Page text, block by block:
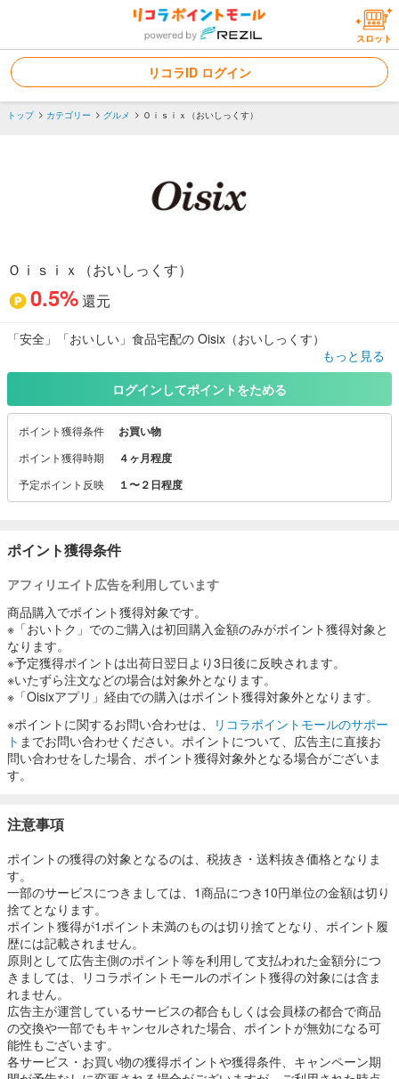
スロット
リコラID ログイン
トップ カテゴリー グルメ Ｏｉｓｉｘ（おいしっくす）
Ｏｉｓｉｘ（おいしっくす）
0.5%還元
「安全」「おいしい」食品宅配の Oisix（おいしっくす）
「Ｏｉｓｉｘたべもの安心宣言 」の安全基準をクリアした、安全・
おいしさにこだわる 生産者さんの商品だけをお届けします。
入会金・年会費は無料、土日の夜９時までお好きな時間を指 定でき
るなど、Ｏｉｓｉｘならではの細やかなサービスも好評です。お好
きな商品を少量からもご購入いただけるので、 単身者からファミリ
もっと見る
ログインしてポイントをためる
ポイント獲得条件 お買い物
ポイント獲得時期 ４ヶ月程度
予定ポイント反映 １〜２日程度
ポイント獲得条件
アフィリエイト広告を利用しています
商品購入でポイント獲得対象です。
※「おいトク」でのご購入は初回購入金額のみがポイント獲得対象と
なります。
※予定獲得ポイントは出荷日翌日より3日後に反映されます。
※いたずら注文などの場合は対象外となります。
※「Oisixアプリ」経由での購入はポイント獲得対象外となります。
※ポイントに関するお問い合わせは、
リコラポイントモールのサポー
ト までお問い合わせください。ポイントについて、広告主に直接お
問い合わせをした場合、ポイント獲得対象外となる場合がございま
す。
注意事項
ポイントの獲得の対象となるのは、税抜き・送料抜き価格となりま
す。
一部のサービスにつきましては、1商品につき10円単位の金額は切り
捨てとなります。
ポイント獲得が1ポイント未満のものは切り捨てとなり、ポイント履
歴には記載されません。
原則として広告主側のポイント等を利用して支払われた金額分につ
きましては、リコラポイントモールのポイント獲得の対象には含ま
れません。
広告主が運営しているサービスの都合もしくは会員様の都合で商品
の交換や一部でもキャンセルされた場合、ポイントが無効になる可
能性もございます。
各サービス・お買い物の獲得ポイントや獲得条件、キャンペーン期